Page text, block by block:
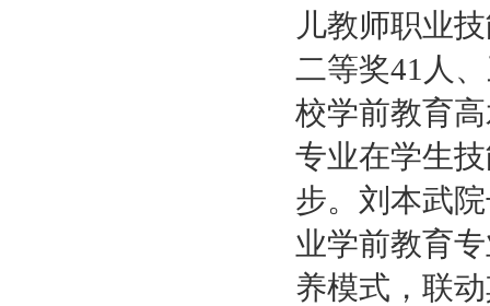
儿教师职业
二等奖41人
校学前教育
专业在学生
步。刘本武
业学前教育
养模式，联